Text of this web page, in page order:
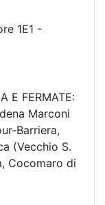
1E1 -
E FERMATE:
Marconi
Barriera,
(Vecchio S.
Cocomaro di